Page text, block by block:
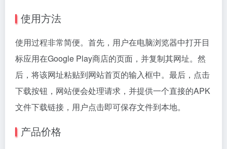
使用方法
使用过程非常简便。首先，用户在电脑浏览器中打开目
标应用在Google Play商店的页面，并复制其网址。然
后，将该网址粘贴到网站首页的输入框中。最后，点击
下载按钮，网站便会处理请求，并提供一个直接的APK
文件下载链接，用户点击即可保存文件到本地。
产品价格